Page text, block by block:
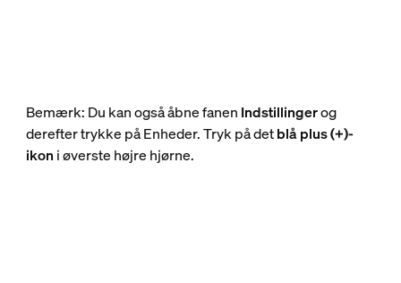
Bemærk: Du kan også åbne fanen Indstillingerog
derefter trykke på Enheder. Tryk på detblå plus (+)-
ikon i øverste højre hjørne.